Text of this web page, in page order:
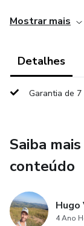
Sabemos que
saúde ou
melhores
um guia
para seguir a
nosso produto
manter sua
Mostrar mais
Detalhes
Garantia de 7
Saiba
conteúdo
Hugo
4 Ano